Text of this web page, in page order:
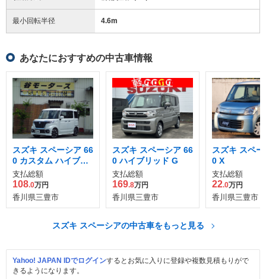
最小回転半径 4.6m
あなたにおすすめの中古車情報
スズキ スペーシア 66
0 カスタム ハイブリ
ッド XS
支払総額
108.0万円
香川県三豊市
スズキ スペーシア 66
0 ハイブリッド G
支払総額
169.8万円
香川県三豊市
スズキ スペ
0 X
支払総額
22.0万円
香川県三豊市
スズキ スペーシアの中古車をもっと見る
Yahoo! JAPAN IDでログインするとお気に入りに登録や複数見積もりがで
きるようになります。